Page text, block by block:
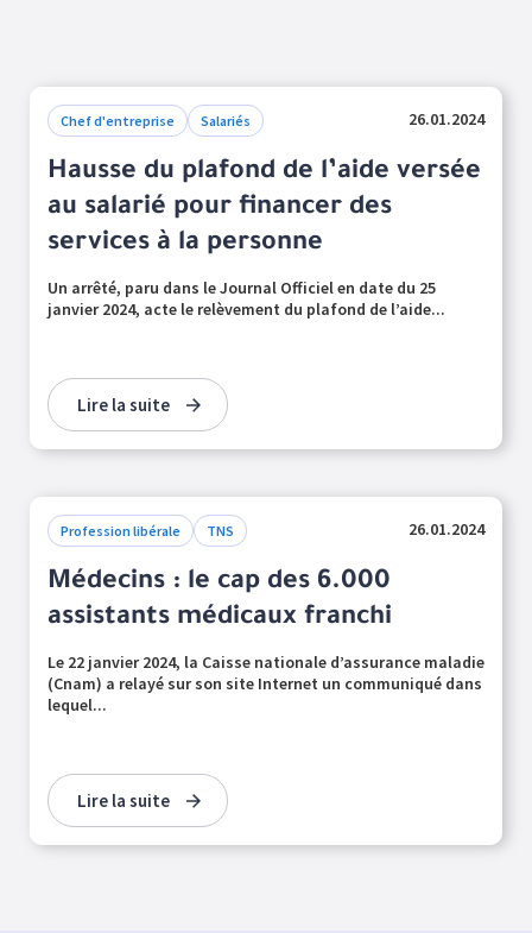
Chef d'entreprise Salariés 26.01.2024
Hausse du plafond de l’aide versée
au salarié pour financer des
services à la personne
Un arrêté, paru dans le Journal Officiel en date du 25
janvier 2024, acte le relèvement du plafond de l’aide...
Lire la suite
Profession libérale TNS 26.01.2024
Médecins : le cap des 6.000
assistants médicaux franchi
Le 22 janvier 2024, la Caisse nationale d’assurance maladie
(Cnam) a relayé sur son site Internet un communiqué dans
lequel...
Lire la suite